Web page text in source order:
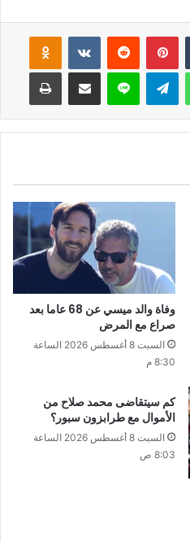
بينتيريست
واتساب لاين
وفاة والد ميسي عن 68 عاما بعد
صراع مع المرض
السبت 8 أغسطس 2026 الساعة
8:30 م
كم سيتقاضى محمد صلاح من
الأموال مع طرابزون سبور؟
السبت 8 أغسطس 2026 الساعة
8:03 ص